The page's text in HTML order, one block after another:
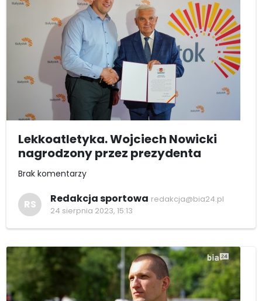
Lekkoatletyka. Wojciech Nowicki
nagrodzony przez prezydenta
Brak komentarzy
RS Redakcja sportowa redakcja@bia24.pl
24 sierpnia 2023, 15:13